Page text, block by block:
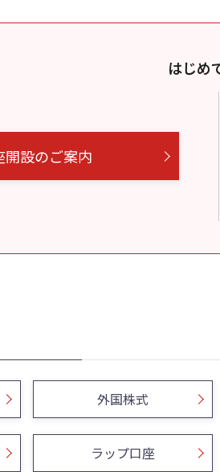
はじめ
開設のご案内
外国株式
ラップ口座